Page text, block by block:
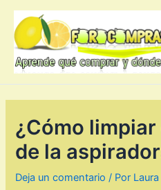
contenido
¿Cómo
de la
Deja un comentario / Por